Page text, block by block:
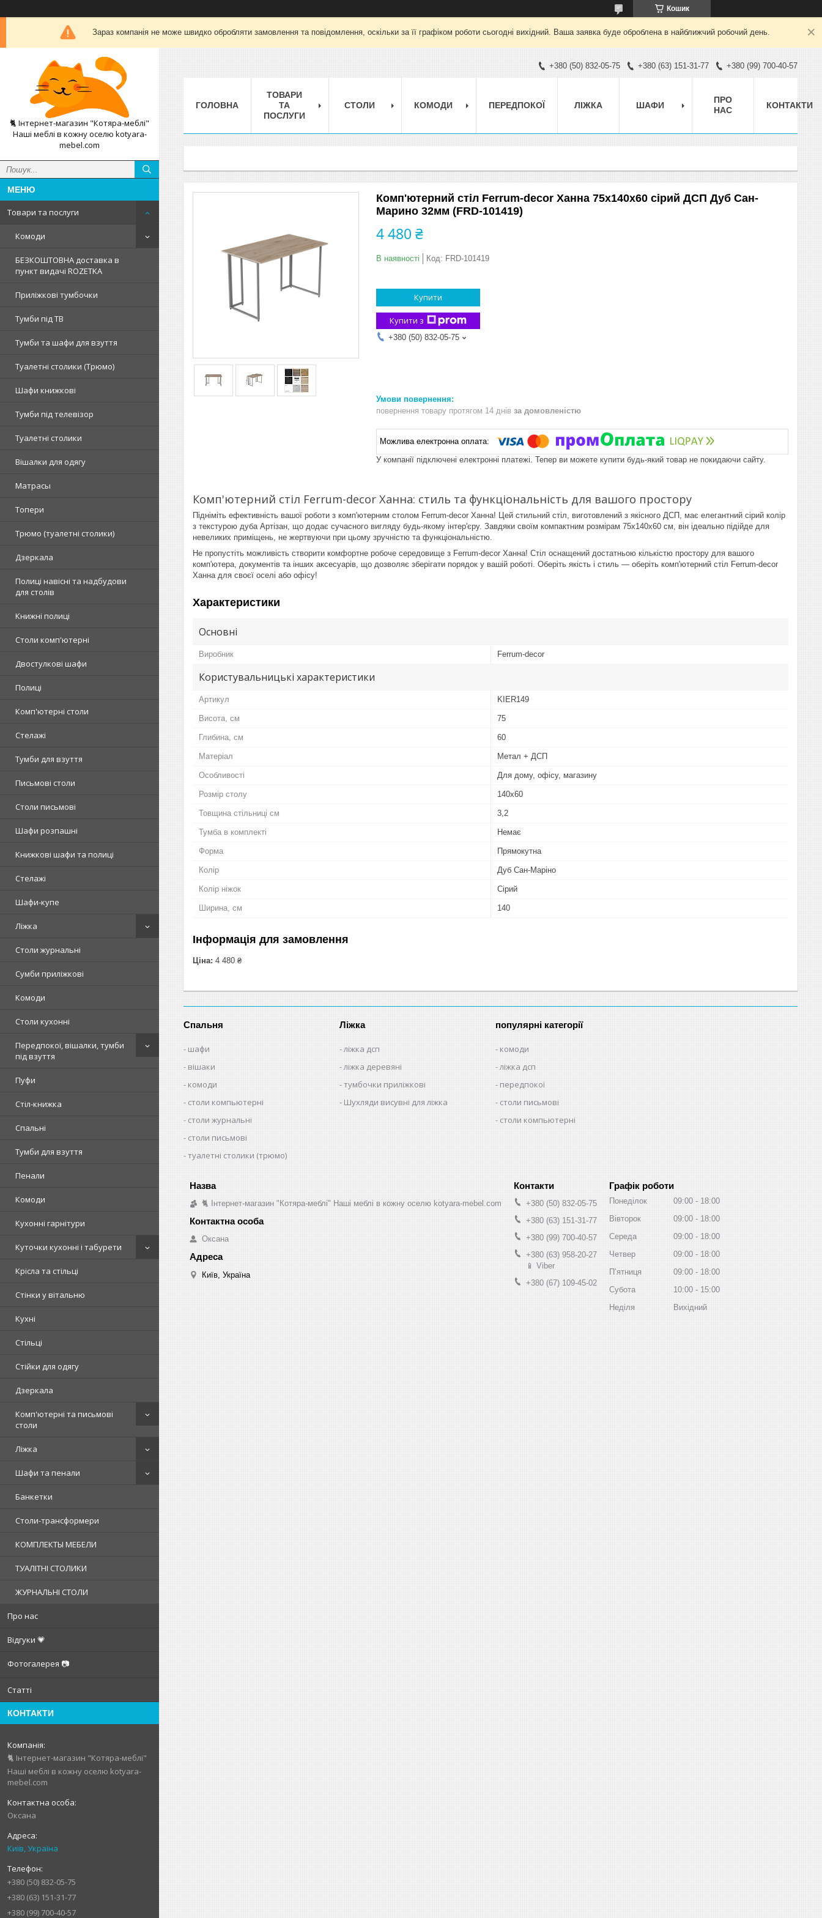
Кошик
Зараз компанія не може швидко обробляти замовлення та повідомлення, оскільки за її графіком роботи сьогодні вихідний. Ваша заявка буде оброблена в найближчий робочий день.
🐈 Інтернет-магазин "Котяра-меблі"
Наші меблі в кожну оселю kotyara-
mebel.com
Товари та послуги
Комоди
БЕЗКОШТОВНА доставка в
пункт видачі ROZETKA
Приліжкові тумбочки
Тумби під ТВ
Тумби та шафи для взуття
Туалетні столики (Трюмо)
Шафи книжкові
Тумби під телевізор
Туалетні столики
Вішалки для одягу
Матрасы
Топери
Tрюмо (туалетні столики)
Дзеркала
Полиці навісні та надбудови
для столів
Книжні полиці
Столи комп'ютерні
Двостулкові шафи
Полиці
Комп'ютерні столи
Стелажі
Тумби для взуття
Письмові столи
Столи письмові
Шафи розпашні
Книжкові шафи та полиці
Стелажі
Шафи-купе
Ліжка
Столи журнальні
Сумби приліжкові
Комоди
Столи кухонні
Передпокої, вішалки, тумби
під взуття
Пуфи
Стіл-книжка
Спальні
Тумби для взуття
Пенали
Комоди
Кухонні гарнітури
Куточки кухонні і табурети
Крісла та стільці
Стінки у вітальню
Кухні
Стільці
Стійки для одягу
Дзеркала
Комп'ютерні та письмові
столи
Ліжка
Шафи та пенали
Банкетки
Столи-трансформери
КОМПЛЕКТЫ МЕБЕЛИ
ТУАЛІТНІ СТОЛИКИ
ЖУРНАЛЬНІ СТОЛИ
Про нас
Відгуки 💗
Фотогалерея 📷
Статті
КОНТАКТИ
🐈 Інтернет-магазин "Котяра-меблі"
Наші меблі в кожну оселю kotyara-
mebel.com
Оксана
Київ, Україна
+380 (50) 832-05-75
+380 (63) 151-31-77
+380 (99) 700-40-57
+380 (50) 832-05-75 +380 (63) 151-31-77 +380 (99) 700-40-57
ГОЛОВНА
ТОВАРИ
ТА
ПОСЛУГИ
СТОЛИ КОМОДИ ПЕРЕДПОКОЇ ЛІЖКА ШАФИ
ПРО
НАС
КОНТАКТИ
Комп'ютерний стіл Ferrum-decor Ханна 75x140x60 сірий ДСП Дуб Сан-
Марино 32мм (FRD-101419)
4 480 ₴
В наявності Код: FRD-101419
Купити
Купити з
+380 (50) 832-05-75
повернення товару протягом 14 днів за домовленістю
У компанії підключені електронні платежі. Тепер ви можете купити будь-який товар не покидаючи сайту.
Комп'ютерний стіл Ferrum-decor Ханна: стиль та функціональність для вашого простору
Підніміть ефективність вашої роботи з комп'ютерним столом Ferrum-decor Ханна! Цей стильний стіл, виготовлений з якісного ДСП, має елегантний сірий колір
з текстурою дуба Артізан, що додає сучасного вигляду будь-якому інтер'єру. Завдяки своїм компактним розмірам 75x140x60 см, він ідеально підійде для
невеликих приміщень, не жертвуючи при цьому зручністю та функціональністю.
Не пропустіть можливість створити комфортне робоче середовище з Ferrum-decor Ханна! Стіл оснащений достатньою кількістю простору для вашого
комп'ютера, документів та інших аксесуарів, що дозволяє зберігати порядок у вашій роботі. Оберіть якість і стиль — оберіть комп'ютерний стіл Ferrum-decor
Ханна для своєї оселі або офісу!
Характеристики
Основні
Виробник Ferrum-decor
Користувальницькі характеристики
Артикул KIER149
Висота, см 75
Глибина, см 60
Матеріал Метал + ДСП
Особливості Для дому, офісу, магазину
Розмір столу 140х60
Товщина стільниці см 3,2
Тумба в комплекті Немає
Форма Прямокутна
Колір Дуб Сан-Маріно
Колір ніжок Сірий
Ширина, см 140
Інформація для замовлення
Ціна: 4 480 ₴
Спальня
шафи
вішаки
комоди
столи компьютерні
столи журнальні
столи письмові
туалетні столики (трюмо)
Ліжка
ліжка дсп
ліжка деревяні
тумбочки приліжкові
Шухляди висувні для ліжка
популярні категорії
комоди
ліжка дсп
передпокої
столи письмові
столи компьютерні
🐈 Інтернет-магазин "Котяра-меблі" Наші меблі в кожну оселю kotyara-mebel.com
Оксана
Київ, Україна
+380 (50) 832-05-75
+380 (63) 151-31-77
+380 (99) 700-40-57
+380 (63) 958-20-27
📱 Viber
+380 (67) 109-45-02
Графік роботи
Понеділок 09:00
18:00
Вівторок
09:00
18:00
Середа
09:00
18:00
Четвер
09:00
18:00
Пʼятниця
09:00
18:00
Субота
10:00
15:00
Неділя
Вихідний